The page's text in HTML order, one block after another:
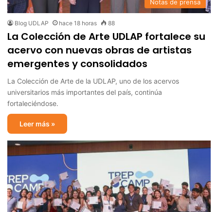
Notas de prensa
Blog UDLAP hace 18 horas 88
La Colección de Arte UDLAP fortalece su
acervo con nuevas obras de artistas
emergentes y consolidados
La Colección de Arte de la UDLAP, uno de los acervos
universitarios más importantes del país, continúa
fortaleciéndose.
Leer más »